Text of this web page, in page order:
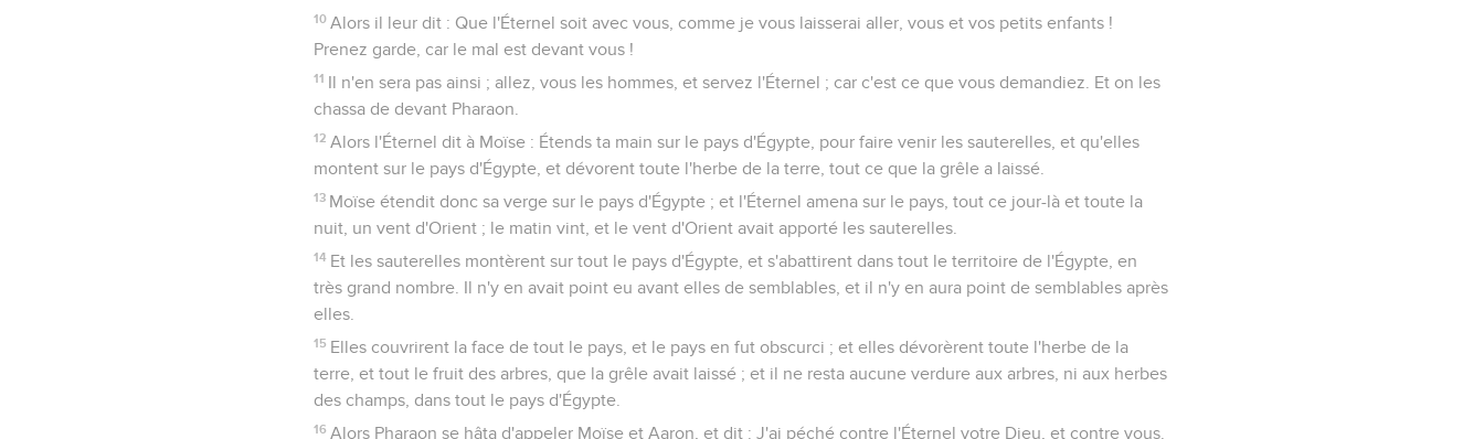
10 Alors il leur dit : Que l'Éternel soit avec vous, comme je vous laisserai aller, vous et vos petits enfants !
Prenez garde, car le mal est devant vous !
11 Il n'en sera pas ainsi ; allez, vous les hommes, et servez l'Éternel ; car c'est ce que vous demandiez. Et on les
chassa de devant Pharaon.
12 Alors l'Éternel dit à Moïse : Étends ta main sur le pays d'Égypte, pour faire venir les sauterelles, et qu'elles
montent sur le pays d'Égypte, et dévorent toute l'herbe de la terre, tout ce que la grêle a laissé.
13 Moïse étendit donc sa verge sur le pays d'Égypte ; et l'Éternel amena sur le pays, tout ce jour-là et toute la
nuit, un vent d'Orient ; le matin vint, et le vent d'Orient avait apporté les sauterelles.
14 Et les sauterelles montèrent sur tout le pays d'Égypte, et s'abattirent dans tout le territoire de l'Égypte, en
très grand nombre. Il n'y en avait point eu avant elles de semblables, et il n'y en aura point de semblables après
elles.
15 Elles couvrirent la face de tout le pays, et le pays en fut obscurci ; et elles dévorèrent toute l'herbe de la
terre, et tout le fruit des arbres, que la grêle avait laissé ; et il ne resta aucune verdure aux arbres, ni aux herbes
des champs, dans tout le pays d'Égypte.
16 Alors Pharaon se hâta d'appeler Moïse et Aaron, et dit : J'ai péché contre l'Éternel votre Dieu, et contre vous.